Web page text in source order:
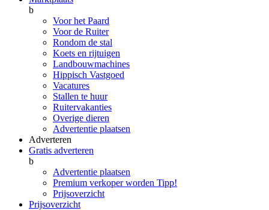
b
Voor het Paard
Voor de Ruiter
Rondom de stal
Koets en rijtuigen
Landbouwmachines
Hippisch Vastgoed
Vacatures
Stallen te huur
Ruitervakanties
Overige dieren
Advertentie plaatsen
Adverteren
Gratis adverteren
b
Advertentie plaatsen
Premium verkoper worden Tipp!
Prijsoverzicht
Prijsoverzicht